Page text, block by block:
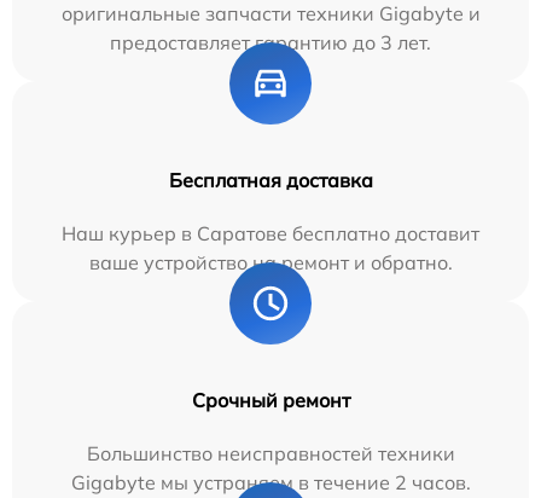
оригинальные запчасти техники Gigabyte и
предоставляет гарантию до 3 лет.
Бесплатная доставка
Наш курьер в Саратове бесплатно доставит
ваше устройство на ремонт и обратно.
Срочный ремонт
Большинство неисправностей техники
Gigabyte мы устраняем в течение 2 часов.